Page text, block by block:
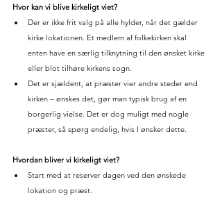
Hvor kan vi blive kirkeligt viet?
Der er ikke frit valg på alle hylder, når det gælder
kirke lokationen. Et medlem af folkekirken skal
enten have en særlig tilknytning til den ønsket kirke
eller blot tilhøre kirkens sogn.
Det er sjældent, at præster vier andre steder end
kirken – ønskes det, gør man typisk brug af en
borgerlig vielse. Det er dog muligt med nogle
præster, så spørg endelig, hvis I ønsker dette.
Hvordan bliver vi kirkeligt viet?
Start med at reserver dagen ved den ønskede
lokation og præst.